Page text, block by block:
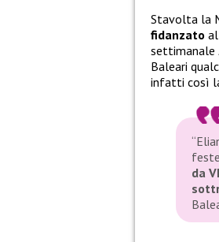
Stavolta la
fidanzato
settimanale
Baleari
infatti così
da